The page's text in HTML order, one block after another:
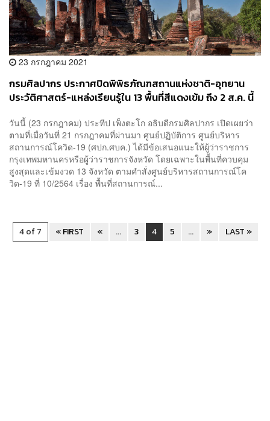
23 กรกฎาคม 2021
กรมศิลปากร ประกาศปิดพิพิธภัณฑสถานแห่งชาติ-อุทยาน
ประวัติศาสตร์-แหล่งเรียนรู้ใน 13 พื้นที่สีแดงเข้ม ถึง 2 ส.ค. นี้
วันนี้ (23 กรกฎาคม) ประทีป เพ็งตะโก อธิบดีกรมศิลปากร เปิดเผยว่า
ตามที่เมื่อวันที่ 21 กรกฎาคมที่ผ่านมา ศูนย์ปฏิบัติการ ศูนย์บริหาร
สถานการณ์โควิด-19 (ศปก.ศบค.) ได้มีข้อเสนอแนะให้ผู้ว่าราชการ
กรุงเทพมหานครหรือผู้ว่าราชการจังหวัด โดยเฉพาะในพื้นที่ควบคุม
สูงสุดและเข้มงวด 13 จังหวัด ตามคําสั่งศูนย์บริหารสถานการณ์โค
วิด-19 ที่ 10/2564 เรื่อง พื้นที่สถานการณ์...
4 of 7 « FIRST « ... 3 4 5 ... » LAST »